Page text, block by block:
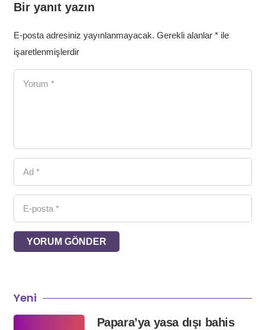
Bir yanıt yazın
E-posta adresiniz yayınlanmayacak. Gerekli alanlar *ile
işaretlenmişlerdir
YORUM GÖNDER
Yeni
Papara’ya yasa dışı bahis